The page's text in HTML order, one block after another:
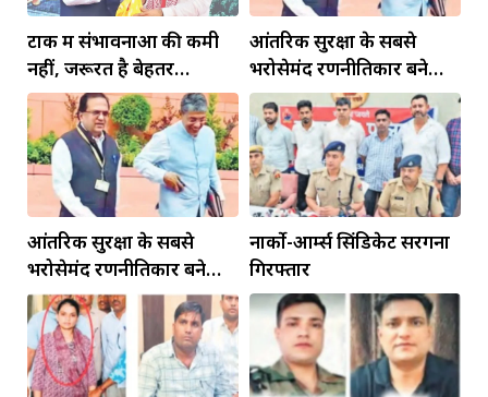
टोंक में संभावनाओं की कमी
नहीं, जरूरत है बेहतर
इंफ्रास्ट्रक्चर की
आंतरिक सुरक्षा के सबसे
भरोसेमंद रणनीतिकार बने
रहेंगे गोविंद मोहन
आंतरिक सुरक्षा के सबसे
भरोसेमंद रणनीतिकार बने
रहेंगे गोविंद मोहन
नार्को-आर्म्स सिंडिकेट सरगना
गिरफ्तार